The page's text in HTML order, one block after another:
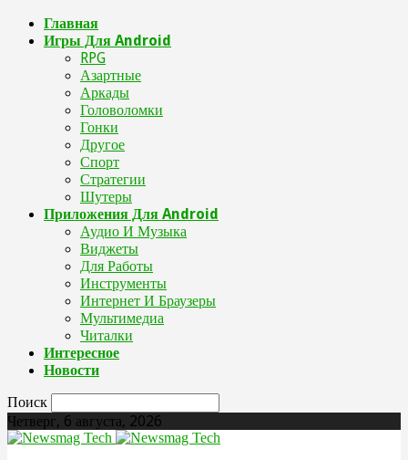
Главная
Игры Для Android
RPG
Азартные
Аркады
Головоломки
Гонки
Другое
Спорт
Стратегии
Шутеры
Приложения Для Android
Аудио И Музыка
Виджеты
Для Работы
Инструменты
Интернет И Браузеры
Мультимедиа
Читалки
Интересное
Новости
Поиск
Четверг, 6 августа, 2026